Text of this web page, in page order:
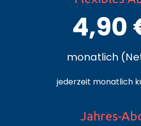
4,90
monatlich
jederzeit monatlich
Jahres-